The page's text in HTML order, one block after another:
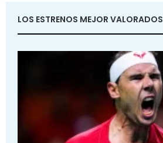
LOS ESTRENOS MEJOR VALORADOS